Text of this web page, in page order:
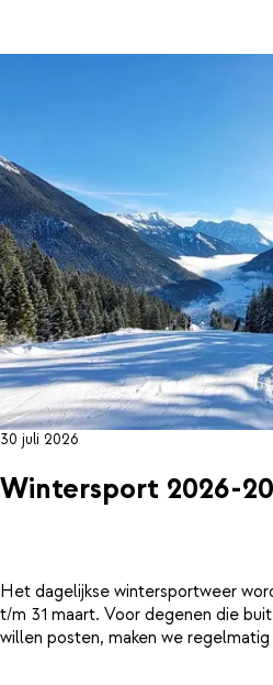
30 juli 2026
Wintersport 2026-
Het dagelijkse wintersportweer
t/m 31 maart. Voor degenen die
willen posten, maken we